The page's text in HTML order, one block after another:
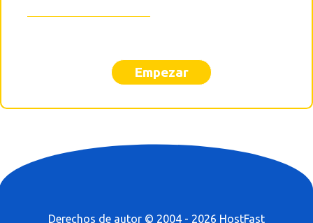
Empezar
Derechos de autor © 2004 - 2026 HostFast